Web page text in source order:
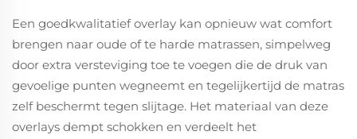
Een goedkwalitatief overlay kan opnieuw wat comfort
brengen naar oude of te harde matrassen, simpelweg
door extra versteviging toe te voegen die de druk van
gevoelige punten wegneemt en tegelijkertijd de matras
zelf beschermt tegen slijtage. Het materiaal van deze
overlays dempt schokken en verdeelt het